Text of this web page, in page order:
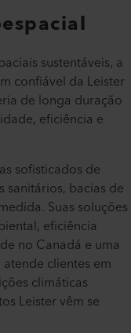
sustentáveis, a
confiável da Leister
de longa duração
eficiência e
sofisticados de
bacias de
Suas soluções
eficiência
no Canadá e uma
clientes em
climáticas
Leister vêm se